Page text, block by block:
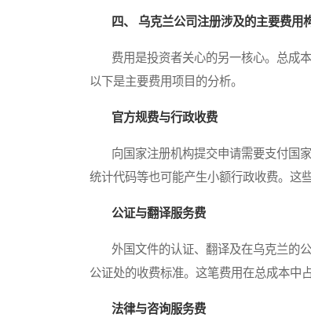
四、 乌克兰公司注册涉及的主要费用
费用是投资者关心的另一核心。总成本
以下是主要费用项目的分析。
官方规费与行政收费
向国家注册机构提交申请需要支付国家
统计代码等也可能产生小额行政收费。这
公证与翻译服务费
外国文件的认证、翻译及在乌克兰的公
公证处的收费标准。这笔费用在总成本中
法律与咨询服务费